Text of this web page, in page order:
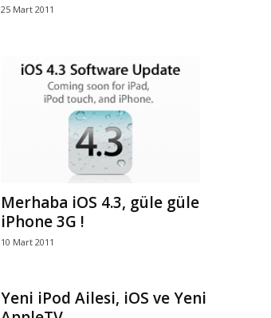
25 Mart 2011
Merhaba iOS 4.3, güle güle
iPhone 3G !
10 Mart 2011
Yeni iPod Ailesi, iOS ve Yeni